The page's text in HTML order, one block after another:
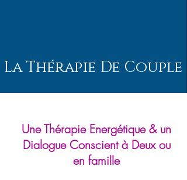
La Thérapie De Couple
Une Thérapie Energétique & un
Dialogue Conscient à Deux ou
en famille